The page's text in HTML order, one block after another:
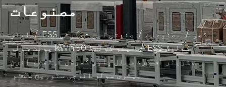
مصنوعات
گھر / مصنوعات / صنعتی اور تجارتی ESS / ایئر
کولنگ ESS
/
ایئر کولنگ 50 KWh یونٹ سولر
جنریٹر آف گرڈ سمال پاور کمرشل لیتھیم آئرن
بیٹری سولر انرجی سٹوریج سسٹم